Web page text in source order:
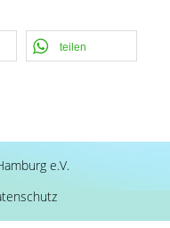
teilen
e.V.